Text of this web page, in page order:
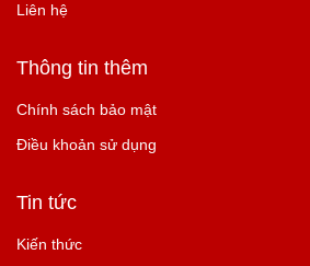
Liên hệ
Thông tin thêm
Chính sách bảo mật
Điều khoản sử dụng
Tin tức
Kiến thức